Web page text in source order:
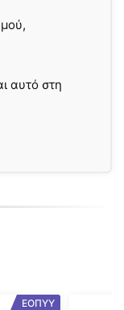
αυτό στη
ΕΟΠΥΥ